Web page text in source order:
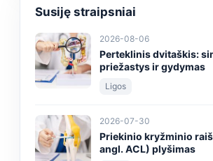
Susiję straipsniai
2026-08-06
Perteklinis dvitaškis:
priežastys ir gydymas
Ligos
2026-07-30
Priekinio kryžminio
angl. ACL) plyšimas